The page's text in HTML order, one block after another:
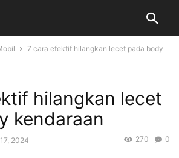
7 cara efektif hilangkan lecet pada body
hilangkan lecet
kendaraan
2024 0
270